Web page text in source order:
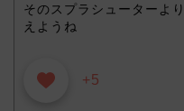
そのスプラシューターよ
えようね
+5